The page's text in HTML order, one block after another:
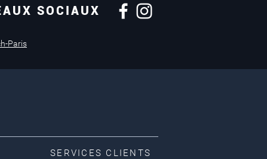
SOCIAUX
Paris
SERVICES CLIENTS